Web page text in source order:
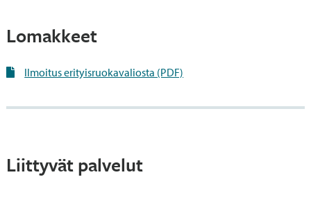
Lomakkeet
Ilmoitus erityisruokavaliosta (PDF)
Liittyvät palvelut